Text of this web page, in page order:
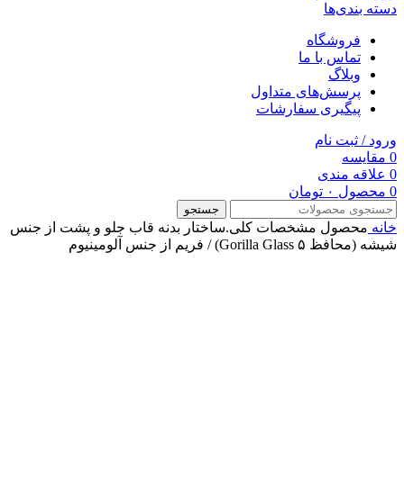
دسته بندی‌ها
فروشگاه
تماس با ما
وبلاگ
پرسش‌های متداول
پیگیری سفارشات
ورود / ثبت نام
0 مقایسه
0 علاقه مندی
0 محصول ۰ تومان
جستجو
خانه محصول مشخصات کلی.ساختار بدنه قاب جلو و پشت از جنس
شیشه (محافظ Gorilla Glass ۵) / فریم از جنس آلومینیوم